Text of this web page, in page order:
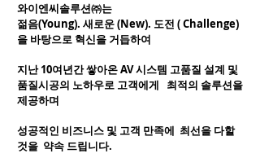
와이엔씨솔루션㈜는
젊음(Young). 새로운 (New). 도전 ( Challenge)
을 바탕으로 혁신을 거듭하여
지난 10여년간 쌓아온 AV 시스템 고품질 설계 및
품질시공의 노하우로 고객에게 최적의 솔루션을
제공하며
성공적인 비즈니스 및 고객 만족에 최선을 다할
것을 약속 드립니다.